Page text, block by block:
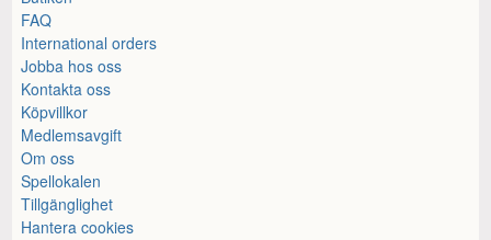
FAQ
International orders
Jobba hos oss
Kontakta oss
Köpvillkor
Medlemsavgift
Om oss
Spellokalen
Tillgänglighet
Hantera cookies